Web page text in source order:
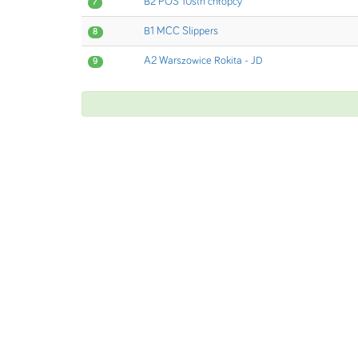
7
8 B1 MCC Slippers
9 A2 Warszowice Rokita - JD